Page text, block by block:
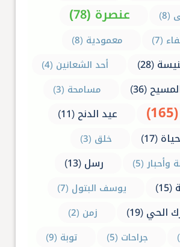
(8)
عنصرة (78)
(7) معمودية (8)
(28) أحد الشعانين (4)
(36) مسامحة (3)
عيد الدنح (11)
حياة (17)
خلق (3)
وأحبار (5)
رسل (13)
يوسف البتول (7)
الحي (19)
زمن (2)
جراحات (5) توبة (9)